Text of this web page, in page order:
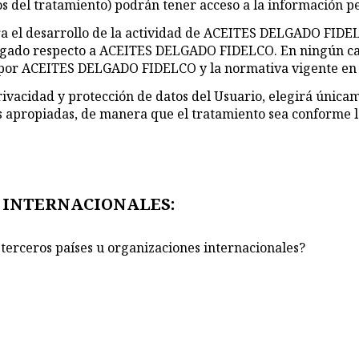
del tratamiento) podrán tener acceso a la información
desarrollo de la actividad de ACEITES DELGADO
respecto a ACEITES DELGADO FIDELCO. En
DELGADO FIDELCO y la normativa vigente
y protección de datos del Usuario, elegirá
de manera que el tratamiento sea
países u organizaciones internacionales?